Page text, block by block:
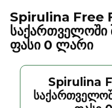
Spirulina Free
საქართველოში
ფასი 0 ლარი
Spirulina